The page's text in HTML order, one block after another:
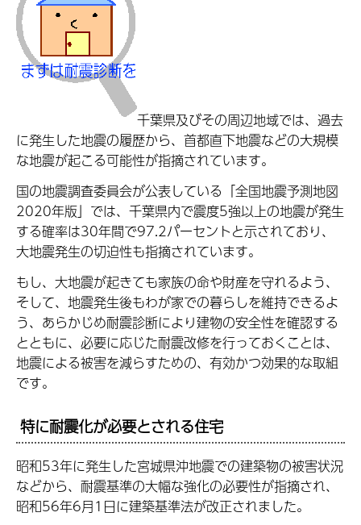
千葉県及びその周辺地域では、過去
に発生した地震の履歴から、首都直下地震などの大規模
な地震が起こる可能性が指摘されています。
国の地震調査委員会が公表している「全国地震予測地図
2020年版」では、千葉県内で震度5強以上の地震が発生
する確率は30年間で97.2パーセントと示されており、
大地震発生の切迫性も指摘されています。
もし、大地震が起きても家族の命や財産を守れるよう、
そして、地震発生後もわが家での暮らしを維持できるよ
う、あらかじめ耐震診断により建物の安全性を確認する
とともに、必要に応じた耐震改修を行っておくことは、
地震による被害を減らすための、有効かつ効果的な取組
です。
特に耐震化が必要とされる住宅
昭和53年に発生した宮城県沖地震での建築物の被害状況
などから、耐震基準の大幅な強化の必要性が指摘され、
昭和56年6月1日に建築基準法が改正されました。